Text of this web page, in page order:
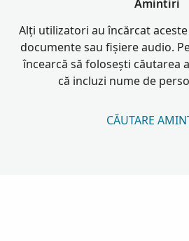
Amintiri
Alți utilizatori au încărcat
documente sau fișiere audio.
încearcă să folosești căutarea
că incluzi nume de
CĂUTARE